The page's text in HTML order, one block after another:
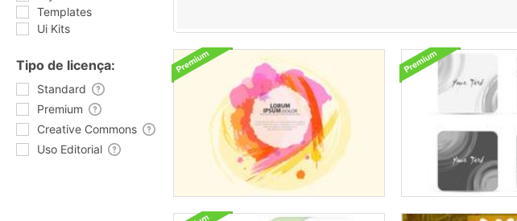
Templates
Ui Kits
Tipo de licença:
Standard
Premium
Creative Commons
Uso Editorial